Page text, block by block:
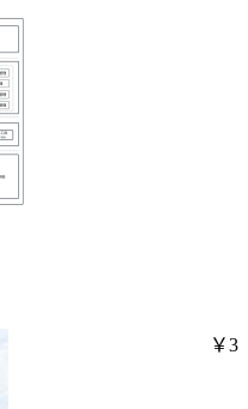
￥3